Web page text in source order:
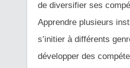
de diversifier ses
Apprendre plusieurs
s’initier à différents
développer des